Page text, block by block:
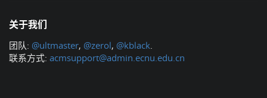
关于我们
团队: @ultmaster, @zerol, @kblack
联系方式: acmsupport@admin.ecnu.edu.cn